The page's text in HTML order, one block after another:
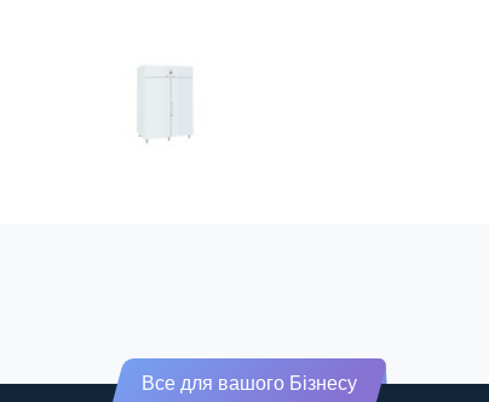
Все для вашого Бізнесу